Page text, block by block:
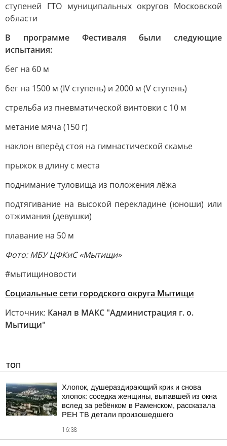
ступеней ГТО муниципальных округов Московской
области
В программе Фестиваля были следующие
испытания:
бег на 60 м
бег на 1500 м (IV ступень) и 2000 м (V ступень)
стрельба из пневматической винтовки с 10 м
метание мяча (150 г)
наклон вперёд стоя на гимнастической скамье
прыжок в длину с места
поднимание туловища из положения лёжа
подтягивание на высокой перекладине (юноши) или
отжимания (девушки)
плавание на 50 м
Фото: МБУ ЦФКиС «Мытищи»
#мытищиновости
Социальные сети городского округа Мытищи
Источник: Канал в МАКС "Администрация г. о.
Мытищи"
ТОП
Хлопок, душераздирающий крик и снова
хлопок: соседка женщины, выпавшей из окна
вслед за ребёнком в Раменском, рассказала
РЕН ТВ детали произошедшего
16:38